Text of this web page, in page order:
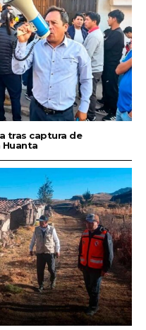
tras captura de